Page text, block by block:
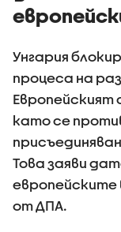
Унгария
процеса на
Европейският
като се
Това заяви
европейските
от ДПА.